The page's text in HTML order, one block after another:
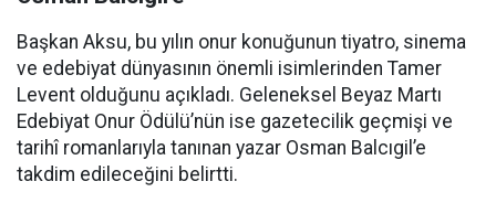
Başkan Aksu, bu yılın onur konuğunun tiyatro, sinema
ve edebiyat dünyasının önemli isimlerinden Tamer
Levent olduğunu açıkladı. Geleneksel Beyaz Martı
Edebiyat Onur Ödülü’nün ise gazetecilik geçmişi ve
tarihî romanlarıyla tanınan yazar Osman Balcıgil’e
takdim edileceğini belirtti.